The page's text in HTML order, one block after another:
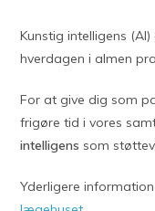
Kunstig intelligens
hverdagen i almen
For at give dig som
frigøre tid i vores
intelligens som
Yderligere